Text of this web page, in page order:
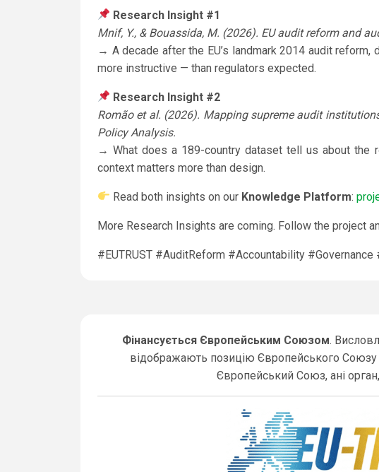
Research Insight #1
Mnif, Y., & Bouassida, M. (2026). EU audit reform and
→ A decade after the EU’s landmark 2014 audit
more instructive — than regulators expected.
Research Insight #2
Romão et al. (2026). Mapping supreme audit
Policy Analysis.
→ What does a 189-country dataset tell us about the
context matters more than design.
Read both insights on our Knowledge Platform:
More Research Insights are coming. Follow the project
#EUTRUST #AuditReform #Accountability
Фінансується Європейським Союзом.
відображають позицію Європейського Союзу
Європейський Союз, ані